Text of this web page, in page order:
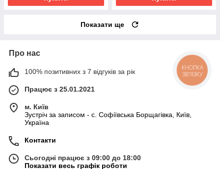
Показати ще
Про нас
100% позитивних з 7 відгуків за рік
Працює з 25.01.2021
м. Київ
Зустріч за записом - с. Софіївська Борщагівка, Київ,
Україна
Контакти
Сьогодні працює з 09:00 до 18:00
Показати весь графік роботи
КНОПКА
ЗВ'ЯЗКУ